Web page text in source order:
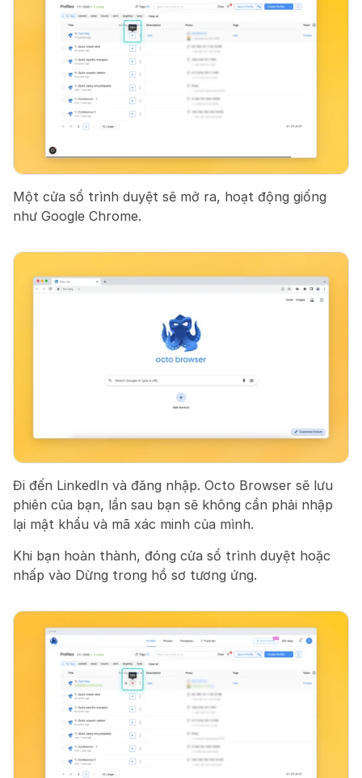
Một cửa sổ trình duyệt sẽ mở ra, hoạt động giống
như Google Chrome.
Đi đến LinkedIn và đăng nhập. Octo Browser sẽ lưu
phiên của bạn, lần sau bạn sẽ không cần phải nhập
lại mật khẩu và mã xác minh của mình.
Khi bạn hoàn thành, đóng cửa sổ trình duyệt hoặc
nhấp vào Dừng trong hồ sơ tương ứng.